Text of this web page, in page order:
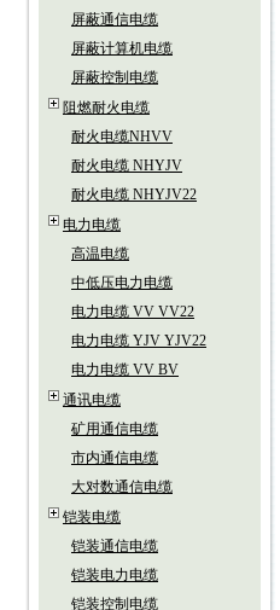
屏蔽通信电缆
屏蔽计算机电缆
屏蔽控制电缆
阻燃耐火电缆
耐火电缆NHVV
耐火电缆 NHYJV
耐火电缆 NHYJV22
电力电缆
高温电缆
中低压电力电缆
电力电缆 VV VV22
电力电缆 YJV YJV22
电力电缆 VV BV
通讯电缆
矿用通信电缆
市内通信电缆
大对数通信电缆
铠装电缆
铠装通信电缆
铠装电力电缆
铠装控制电缆